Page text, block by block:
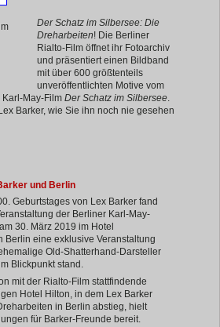
Der Schatz im Silbersee: Die
Dreharbeiten! Die Berliner
Rialto-Film öffnet ihr Fotoarchiv
und präsentiert einen Bildband
mit über 600 größtenteils
unveröffentlichten Motive vom
Karl-May-Film Der Schatz im Silbersee
Barker, wie Sie ihn noch nie gesehen
und Berlin
Geburtstages von Lex Barker fand
der Berliner Karl-May-
30. März 2019 im Hotel
Berlin eine exklusive Veranstaltung
Old-Shatterhand-Darsteller
Blickpunkt stand.
mit der Rialto-Film stattfindende
Hotel Hilton, in dem Lex Barker
in Berlin abstieg, hielt
für Barker-Freunde bereit.